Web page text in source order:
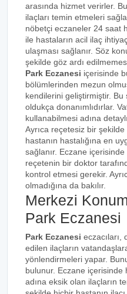
arasında hizmet verirler.
ilaçları temin etmeleri
nöbetçi eczaneler 24 saat
ile hastaların acil ilaç
ulaşması sağlanır. Söz
şekilde göz ardı
Park Eczanesi içerisinde
bölümlerinden mezun
kendilerini geliştirmiştir. Bu
oldukça donanımlıdırlar.
kullanabilmesi adına
Ayrıca reçetesiz bir
hastanın hastalığına en
sağlanır. Eczane
reçetenin bir doktor
kontrol etmesi gerekir.
olmadığına da bakılır.
Merkezi
Park Eczanesi
Park Eczanesi eczacıları,
edilen ilaçların
yönlendirmeleri yapar.
bulunur. Eczane içerisinde
adına eksik olan ilaçların